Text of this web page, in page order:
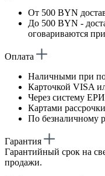
От 500 BYN
До 500 BYN -
оговариваются при
Оплата
Наличными при
Карточкой VISA
Через систему
Картами рассрочки
По безналичному
Гарантия
Гарантийный срок на
продажи.